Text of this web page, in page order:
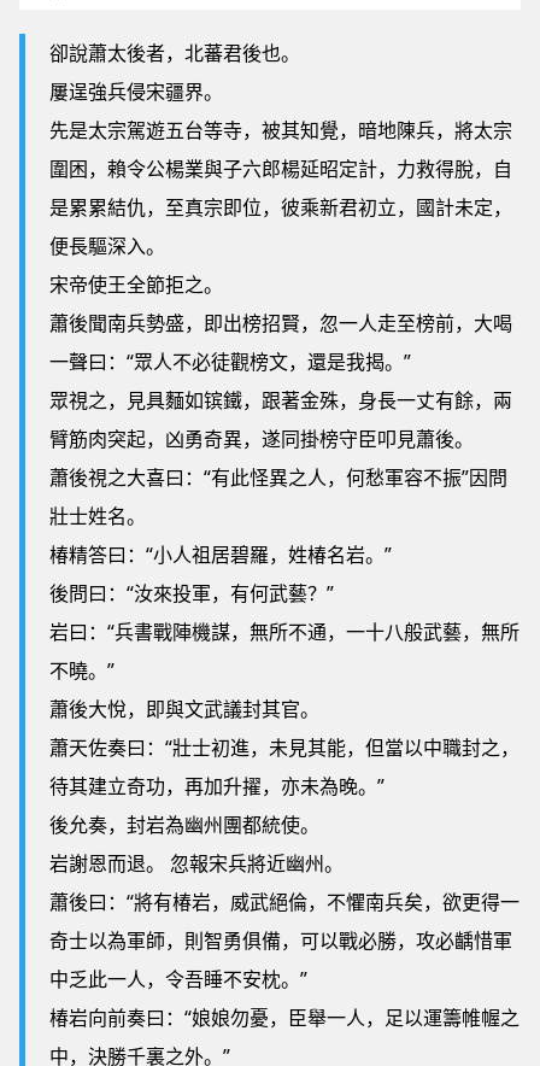
卻說蕭太後者，北蕃君後也。
屢逞強兵侵宋疆界。
先是太宗駕遊五台等寺，被其知覺，暗地陳兵，將太宗
圍困，賴令公楊業與子六郎楊延昭定計，力救得脫，自
是累累結仇，至真宗即位，彼乘新君初立，國計未定，
便長驅深入。
宋帝使王全節拒之。
蕭後聞南兵勢盛，即出榜招賢，忽一人走至榜前，大喝
一聲曰：“眾人不必徒觀榜文，還是我揭。”
眾視之，見具麵如镔鐵，跟著金殊，身長一丈有餘，兩
臂筋肉突起，凶勇奇異，遂同掛榜守臣叩見蕭後。
蕭後視之大喜曰：“有此怪異之人，何愁軍容不振”因問
壯士姓名。
椿精答曰：“小人祖居碧羅，姓椿名岩。”
後問曰：“汝來投軍，有何武藝？”
岩曰：“兵書戰陣機謀，無所不通，一十八般武藝，無所
不曉。”
蕭後大悅，即與文武議封其官。
蕭天佐奏曰：“壯士初進，未見其能，但當以中職封之，
待其建立奇功，再加升擢，亦未為晚。”
後允奏，封岩為幽州團都統使。
岩謝恩而退。 忽報宋兵將近幽州。
蕭後曰：“將有椿岩，威武絕倫，不懼南兵矣，欲更得一
奇士以為軍師，則智勇俱備，可以戰必勝，攻必齲惜軍
中乏此一人，令吾睡不安枕。”
椿岩向前奏曰：“娘娘勿憂，臣舉一人，足以運籌帷幄之
中，決勝千裏之外。”